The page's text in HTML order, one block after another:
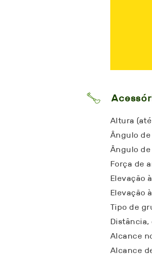
Altura
Ângulo
Ângulo
Força de
Elevação
Elevação
Tipo de
Distância,
Alcance
Alcance